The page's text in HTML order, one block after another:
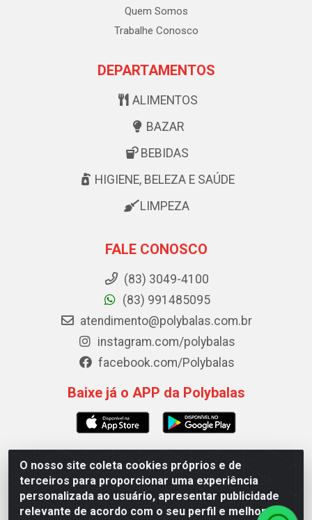
O nosso site coleta cookies próprios e de
terceiros para proporcionar uma experiência
personalizada ao usuário, apresentar publicidade
relevante de acordo com o seu perfil e melhorar a
Quem Somos
Trabalhe Conosco
DEPARTAMENTOS
ALIMENTOS
BAZAR
BEBIDAS
HIGIENE, BELEZA E SAÚDE
LIMPEZA
FALE CONOSCO
(83) 3049-4100
(83) 991485095
atendimento@polybalas.com.br
instagram.com/polybalas
facebook.com/Polybalas
Baixe já o APP da Polybalas
Polybalas - Rua João Miguel de Souza, 173 Galpão B -
Ernesto Geisel, João Pessoa/PB - CEP 58.075-075 - CNPJ
00.909.327/0002-61